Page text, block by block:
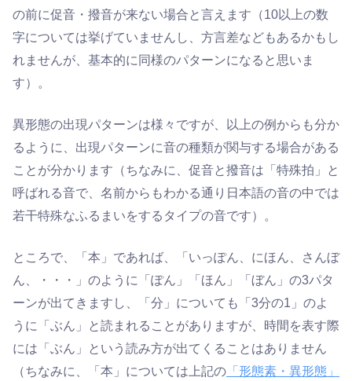
の前に促音・撥音が来ない場合と言えます（10以上の数
字については挙げていませんし、方言差などもあるかもし
れませんが、基本的に同様のパターンになると思いま
す）。
異形態の出現パターンは様々ですが、以上の例からも分か
るように、出現パターンに音の種類が関与する場合がある
ことが分かります（ちなみに、促音と撥音は「特殊拍」と
呼ばれる音で、名前からもわかる通り日本語の音の中では
若干特殊なふるまいをするタイプの音です）。
ところで、「本」であれば、「いっぽん、にほん、さんぼ
ん、・・・」のように「ぽん」「ほん」「ぼん」の3パタ
ーンが出てきますし、「分」についても「3分の1」のよ
うに「ぶん」と読まれることがありますが、時間を表す際
には「ぶん」という読み方が出てくることはありません
（ちなみに、「本」については上記の 「形態素・異形態」